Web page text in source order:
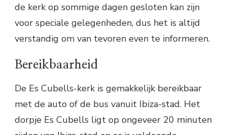
de kerk op sommige dagen gesloten kan zijn
voor speciale gelegenheden, dus het is altijd
verstandig om van tevoren even te informeren.
Bereikbaarheid
De Es Cubells-kerk is gemakkelijk bereikbaar
met de auto of de bus vanuit Ibiza-stad. Het
dorpje Es Cubells ligt op ongeveer 20 minuten